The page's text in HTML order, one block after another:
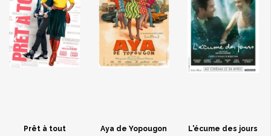
Prêt à tout Aya de Yopougon L'écume des jours